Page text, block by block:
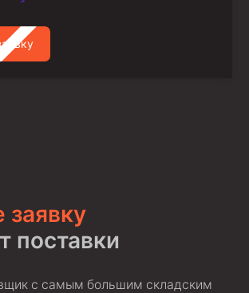
заявку
поставки
с самым большим складским